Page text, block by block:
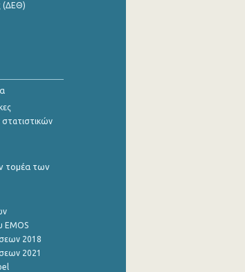
(ΔΕΘ)
τομέα των
EMOS
2018
2021